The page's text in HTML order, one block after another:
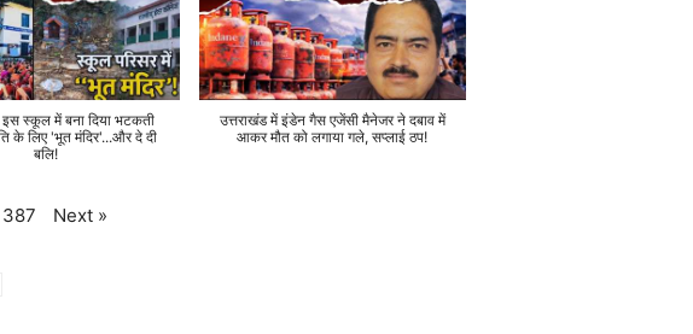
स्कूल में बना दिया भटकती
के लिए 'भूत मंदिर'...और दे दी
बलि!
उत्तराखंड में इंडेन गैस एजेंसी मैनेजर ने दबाव में
आकर मौत को लगाया गले, सप्लाई ठप!
387 Next »